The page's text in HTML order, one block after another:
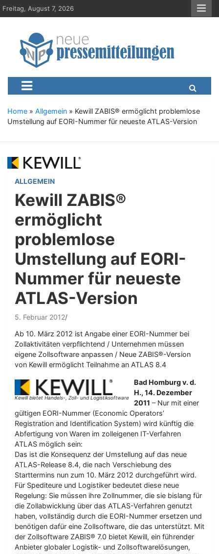
S
k
Freitag, August 7, 2026
Neue-
Presseportal, Nachrichten, News, Meldungen, Wirtschaft
Home » Allgemein » Kewill ZABIS® ermöglicht problemlose
Umstellung auf EORI-Nummer für neueste ATLAS-Version
ALLGEMEIN
Kewill ZABIS®
ermöglicht
problemlose
Umstellung auf EORI-
Nummer für neueste
ATLAS-Version
5. Februar 2012
Ab 10. März 2012 ist Angabe einer EORI-Nummer bei
Zollaktivitäten verpflichtend / Unternehmen müssen
eigene Zollsoftware anpassen / Neue ZABIS®-Version
von Kewill ermöglicht Teilnahme an ATLAS 8.4
Kewill bietet Handels-, Zoll- und Logistiksoftware
Bad Homburg v. d.
H., 14. Dezember
2011 – Nur mit einer
gültigen EORI-Nummer (Economic Operators’
Registration and Identification System) wird künftig die
Abfertigung von Waren im zolleigenen IT-Verfahren
ATLAS möglich sein:
Das ist die Konsequenz der Umstellung auf das neue
ATLAS-Release 8.4, die nach Verschiebung des
Starttermins nun zum 10. März 2012 durchgeführt wird.
Für Spediteure und Logistiker bedeutet diese neue
Regelung: Sie müssen ihre Zollnummer, die sie bislang für
die Zollabwicklung über das ATLAS-Verfahren genutzt
haben, vollständig durch die EORI-Nummer ersetzen und
benötigen dafür eine Zollsoftware, die das unterstützt. Mit
der Zollsoftware ZABIS® 7.0 bietet Kewill, ein führender
Anbieter globaler Logistik- und Zollsoftwarelösungen,